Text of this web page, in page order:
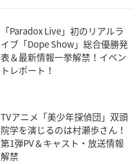
「Paradox Live」初のリアルラ
イブ「Dope Show」総合優勝発
表＆最新情報一挙解禁！イベン
トレポート！
TVアニメ「美少年探偵団」双頭
院学を演じるのは村瀬歩さん！
第1弾PV＆キャスト・放送情報
解禁